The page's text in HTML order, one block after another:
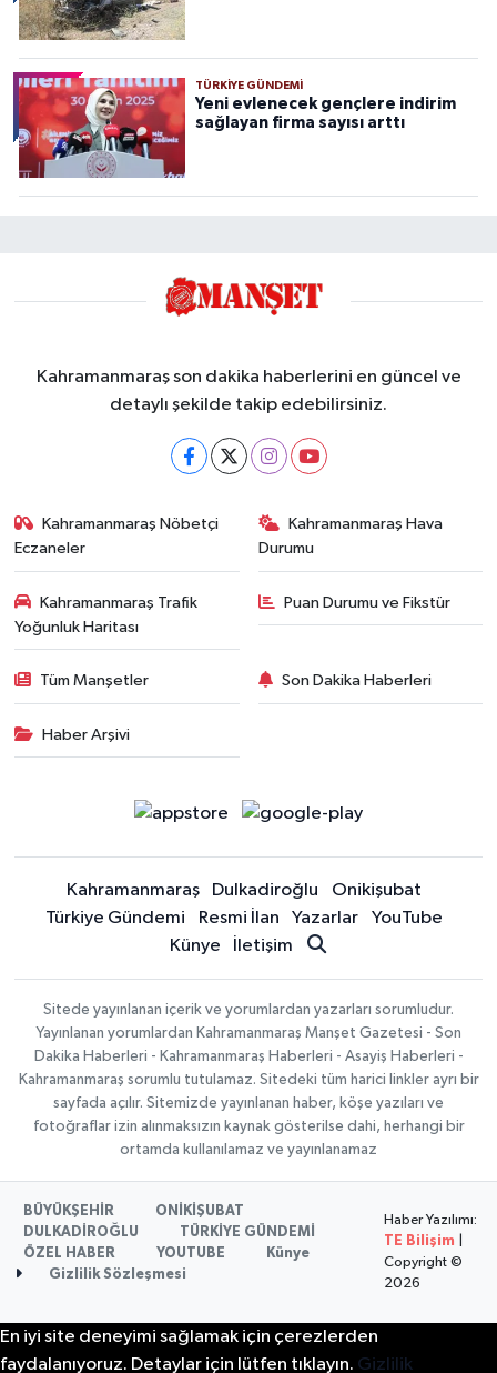
TÜRKIYE GÜNDEMI
Yeni evlenecek gençlere indirim
sağlayan firma sayısı arttı
Kahramanmaraş son dakika haberlerini en güncel ve
detaylı şekilde takip edebilirsiniz.
Kahramanmaraş Nöbetçi
Eczaneler
Kahramanmaraş Hava
Durumu
Kahramanmaraş Trafik
Yoğunluk Haritası
Puan Durumu ve Fikstür
Tüm Manşetler Son Dakika Haberleri
Haber Arşivi
Kahramanmaraş Dulkadiroğlu
Onikişubat
Türkiye Gündemi
Resmi İlan Yazarlar
YouTube
Künye
İletişim
Sitede yayınlanan içerik ve yorumlardan yazarları sorumludur.
Yayınlanan yorumlardan Kahramanmaraş Manşet Gazetesi - Son
Dakika Haberleri - Kahramanmaraş Haberleri - Asayiş Haberleri -
Kahramanmaraş sorumlu tutulamaz. Sitedeki tüm harici linkler ayrı bir
sayfada açılır. Sitemizde yayınlanan haber, köşe yazıları ve
fotoğraflar izin alınmaksızın kaynak gösterilse dahi, herhangi bir
ortamda kullanılamaz ve yayınlanamaz
BÜYÜKŞEHİR
ONİKİŞUBAT
DULKADİROĞLU
TÜRKİYE GÜNDEMİ
ÖZEL HABER
YOUTUBE
Künye
Gizlilik Sözleşmesi
Haber Yazılımı:
TE Bilişim
Copyright ©
2026
En iyi site deneyimi sağlamak için çerezlerden
faydalanıyoruz. Detaylar için lütfen tıklayın. Gizlilik